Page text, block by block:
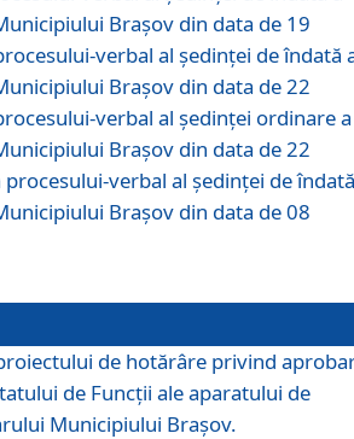
Braşov din data de 19
verbal al şedinţei de îndată
Braşov din data de 22
verbal al şedinţei ordinare a
Braşov din data de 22
verbal al şedinţei de
Braşov din data de 08
de hotărâre privind
de Funcţii ale aparatului de
Municipiului Braşov.